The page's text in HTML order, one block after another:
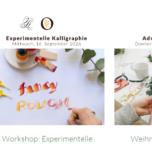
Workshop: Experimentelle